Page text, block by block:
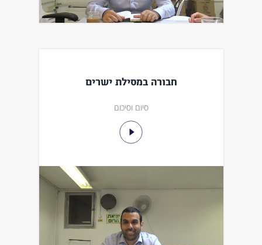
חבורה במסילת ישרים
סיום וסיכום